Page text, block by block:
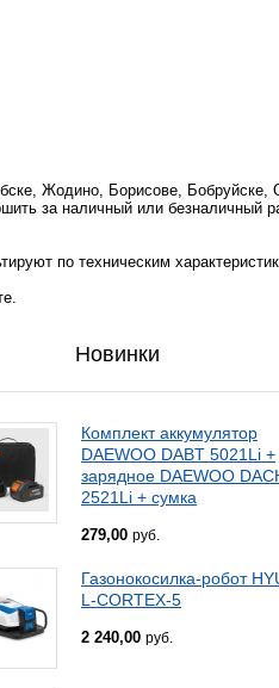
Жодино, Борисове, Бобруйске,
за наличный или безналичный
по техническим
Новинки
Комплект аккумулятор
DAEWOO DABT 5021Li +
зарядное DAEWOO
2521Li + сумка
279,00 руб.
Газонокосилка-робот
L-CORTEX-5
2 240,00 руб.